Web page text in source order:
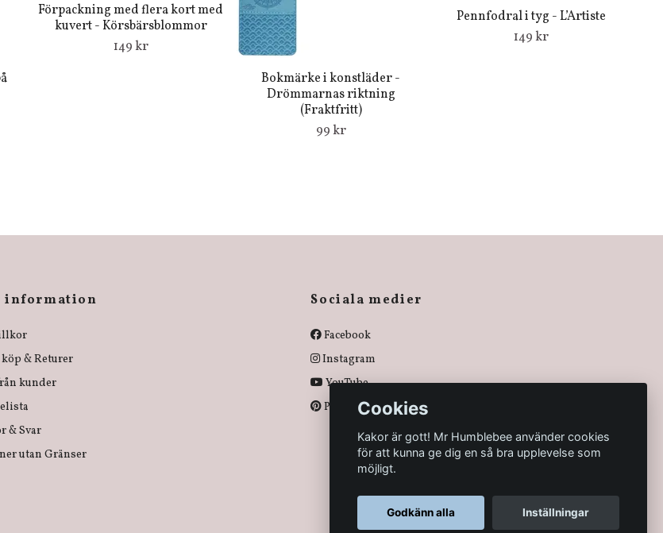
Förpackning med flera kort med
kuvert - Körsbärsblommor
149 kr
Bokmärke i konstläder -
Drömmarnas riktning
(Fraktfritt)
99 kr
Pennfodral i tyg - L’Artiste
149 kr
information
& Returer
kunder
& Svar
utan Gränser
Sociala medier
Facebook
Instagram
YouTube
PinterestCookies
Kakor är gott! Mr Humblebee använder cookies
för att kunna ge dig en så bra upplevelse som
möjligt.
Godkänn alla Inställningar